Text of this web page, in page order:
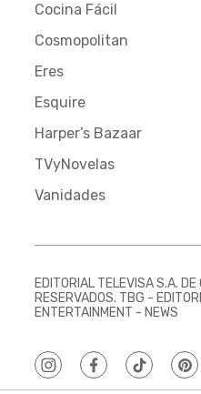
Cocina Fácil
Cosmopolitan
Eres
Esquire
Harper’s Bazaar
TVyNovelas
Vanidades
EDITORIAL TELEVISA S.A. DE
RESERVADOS. TBG -
ENTERTAINMENT - NEWS
instagramfacebooktiktok